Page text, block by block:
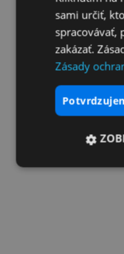
sami určiť,
spracovávať,
zakázať.
Zásady